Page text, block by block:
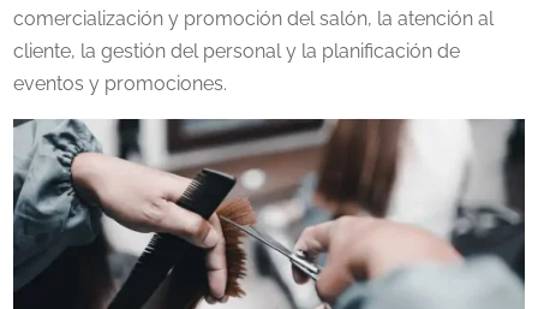
comercialización y promoción del salón, la atención al
cliente, la gestión del personal y la planificación de
eventos y promociones.